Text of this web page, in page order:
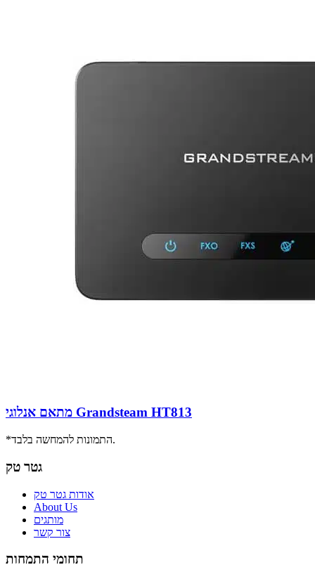
מתאם אנלוגי Grandsteam HT813
*התמונות להמחשה בלבד.
גטר טק
אודות גטר טק
About Us
מותגים
צור קשר
תחומי התמחות